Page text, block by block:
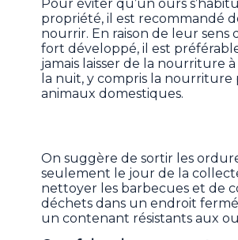
Pour éviter qu’un ours
propriété, il est recommandé
nourrir. En raison de leur sens
fort développé, il est
jamais laisser de la nourriture
la nuit, y compris la nourriture
animaux domestiques.
On suggère de sortir les
seulement le jour de la
nettoyer les barbecues et de
déchets dans un endroit
un contenant résistants aux